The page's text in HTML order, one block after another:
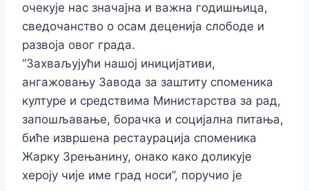
очекује нас значајна и важна годишњица,
сведочанство о осам деценија слободе и
развоја овог града.
“Захваљујући нашој иницијативи,
ангажовању Завода за заштиту споменика
културе и средствима Министарства за рад,
запошљавање, борачка и социјална питања,
биће извршена рестаурација споменика
Жарку Зрењанину, онако како доликује
хероју чије име град носи”, поручио је